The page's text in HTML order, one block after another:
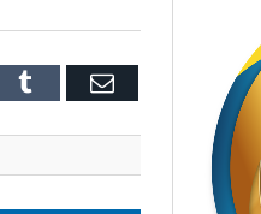
Tumblr Email